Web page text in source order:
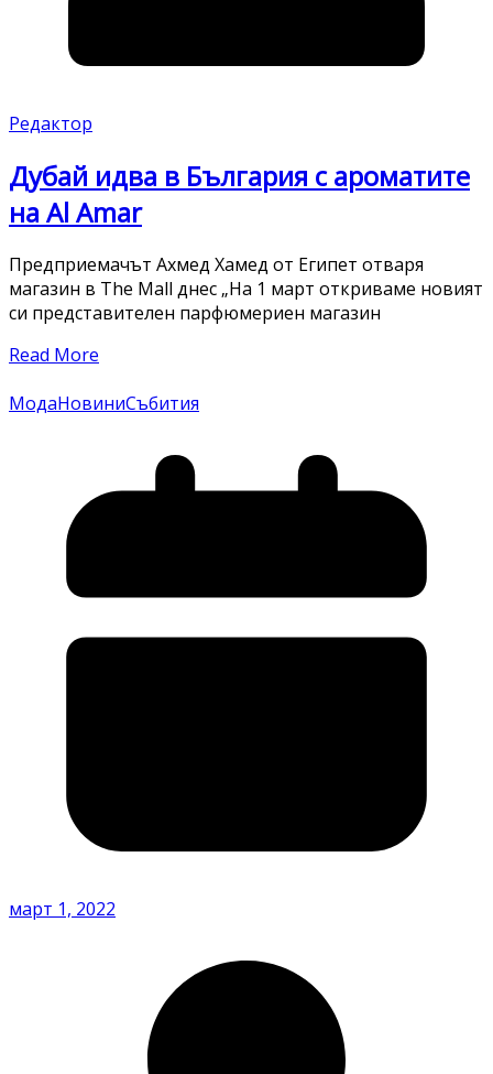
Редактор
Дубай идва в България с ароматите
на Al Amar
Предприемачът Ахмед Хамед от Египет отваря
магазин в The Mall днес „На 1 март откриваме новият
си представителен парфюмериен магазин
Read More
МодаНовиниСъбития
март 1, 2022